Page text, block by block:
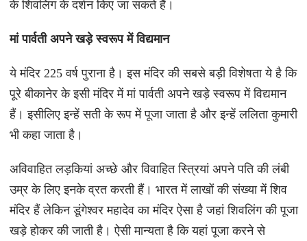
के शिवलिंग के दर्शन किए जा सकते हैं।
मां पार्वती अपने खड़े स्वरूप में विद्यमान
ये मंदिर 225 वर्ष पुराना है। इस मंदिर की सबसे बड़ी विशेषता ये है कि
पूरे बीकानेर के इसी मंदिर में मां पार्वती अपने खड़े स्वरूप में विद्यमान
हैं। इसीलिए इन्हें सती के रूप में पूजा जाता है और इन्हें ललिता कुमारी
भी कहा जाता है।
अविवाहित लड़कियां अच्छे और विवाहित स्त्रियां अपने पति की लंबी
उम्र के लिए इनके व्रत करती हैं। भारत में लाखों की संख्या में शिव
मंदिर हैं लेकिन डूंगेश्वर महादेव का मंदिर ऐसा है जहां शिवलिंग की पूजा
खड़े होकर की जाती है। ऐसी मान्यता है कि यहां पूजा करने से